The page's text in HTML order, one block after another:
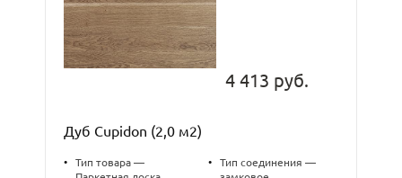
4 413 руб.
Дуб Cupidon (2,0 м2)
•
Тип товара —
•
Тип соединения —